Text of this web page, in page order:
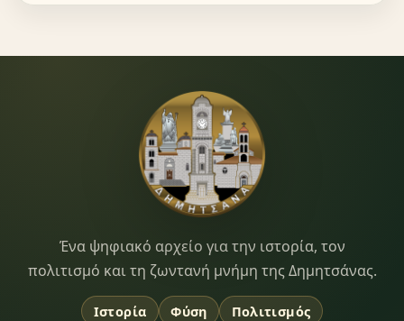
Dimitsana.gr
Ένα ψηφιακό αρχείο για την ιστορία, τον
πολιτισμό και τη ζωντανή μνήμη της Δημητσάνας.
Ιστορία Φύση Πολιτισμός